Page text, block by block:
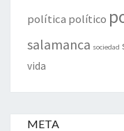
política político
salamanca sociedad
vida
META